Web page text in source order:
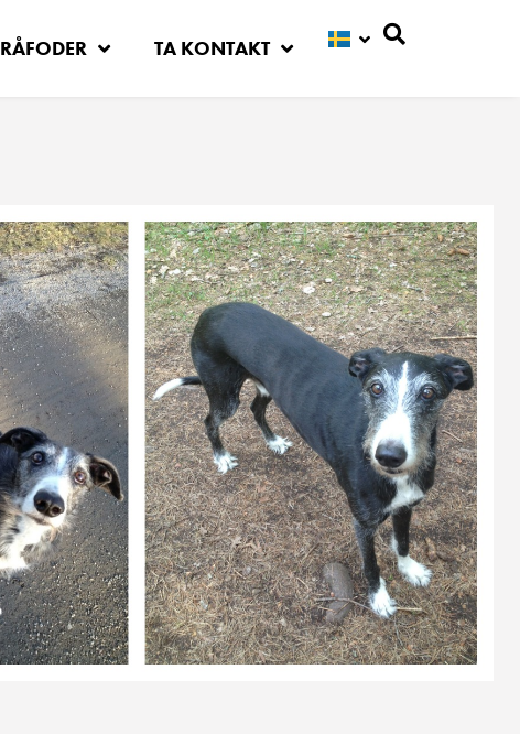
RÅFODER TA KONTAKT